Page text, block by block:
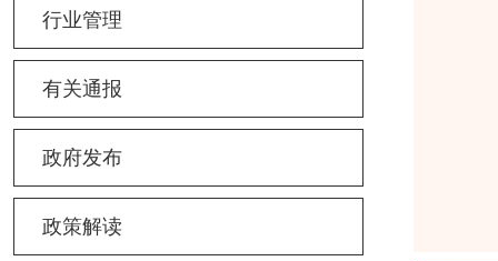
行业管理
有关通报
政府发布
政策解读